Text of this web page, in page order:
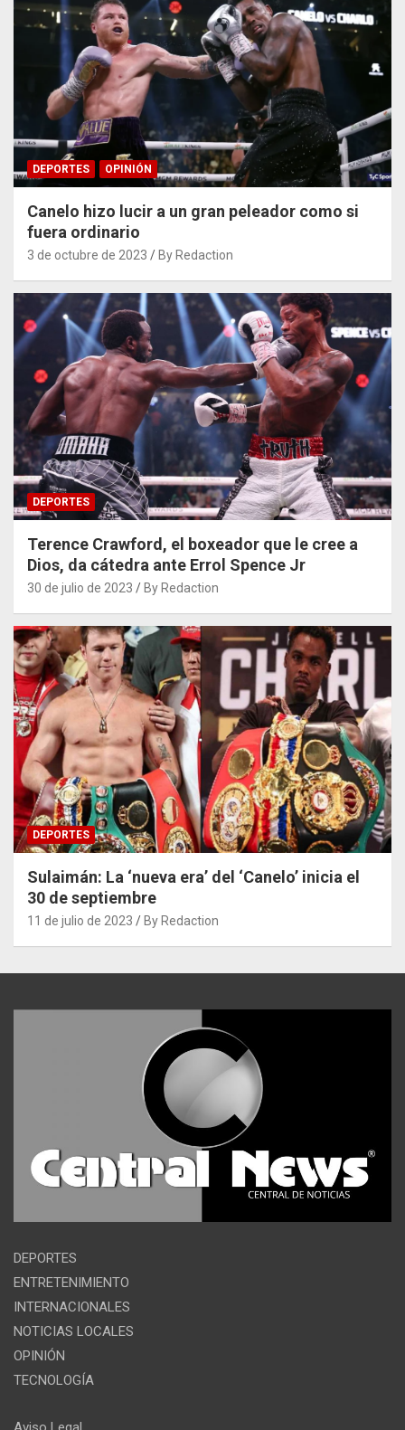
DEPORTES OPINIÓN
Canelo hizo lucir a un gran peleador como si
fuera ordinario
3 de octubre de 2023 By Redaction
DEPORTES
Terence Crawford, el boxeador que le cree a
Dios, da cátedra ante Errol Spence Jr
30 de julio de 2023 By Redaction
DEPORTES
Sulaimán: La ‘nueva era’ del ‘Canelo’ inicia el
30 de septiembre
11 de julio de 2023 By Redaction
DEPORTES
ENTRETENIMIENTO
INTERNACIONALES
NOTICIAS LOCALES
OPINIÓN
TECNOLOGÍA